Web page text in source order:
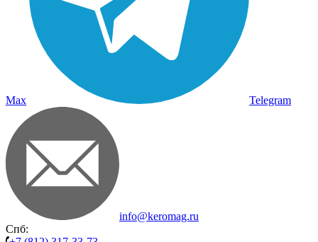
Max Telegram
info@keromag.ru
Спб: